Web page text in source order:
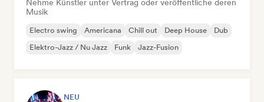
Nehme Künstler unter Vertrag oder veröffentliche deren
Musik
Electro swing Americana Chill out Deep House
Dub
Elektro-Jazz / Nu Jazz
Funk Jazz-Fusion
NEU